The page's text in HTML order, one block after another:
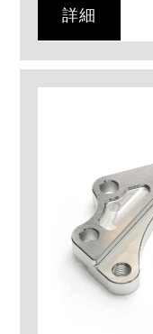
詳細